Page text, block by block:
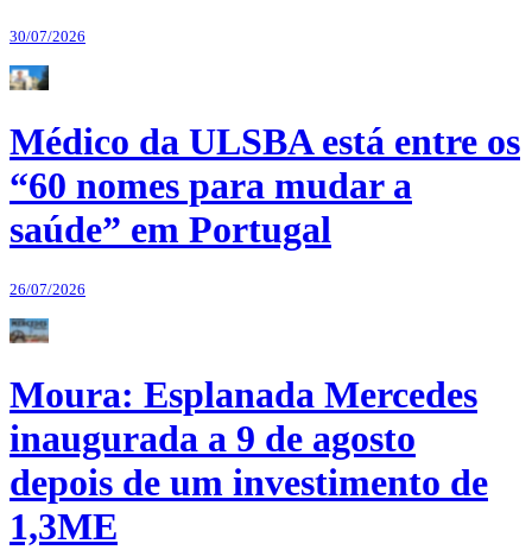
30/07/2026
Médico da ULSBA está entre os
“60 nomes para mudar a
saúde” em Portugal
26/07/2026
Moura: Esplanada Mercedes
inaugurada a 9 de agosto
depois de um investimento de
1,3ME